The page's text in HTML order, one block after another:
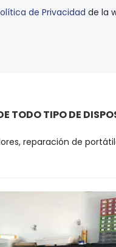
de Privacidad de la
TODO TIPO DE
reparación de